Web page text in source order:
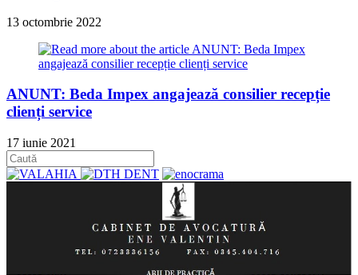
13 octombrie 2022
ANUNT: Beda Impex angajează consilier recepție
clienți service
17 iunie 2021